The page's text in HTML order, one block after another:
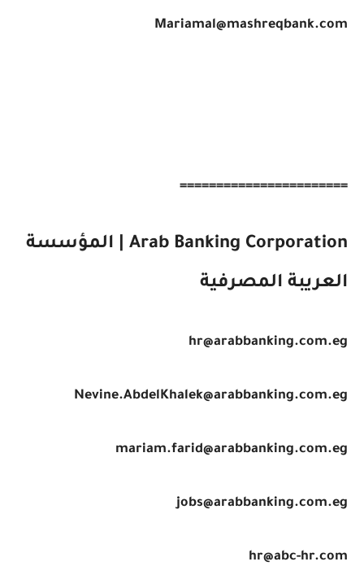
Mariamal@mashreqbank.com
=======================
Arab Banking Corporation | المؤسسة
العريبة المصرفية
hr@arabbanking.com.eg
Nevine.AbdelKhalek@arabbanking.com.eg
mariam.farid@arabbanking.com.eg
jobs@arabbanking.com.eg
hr@abc-hr.com